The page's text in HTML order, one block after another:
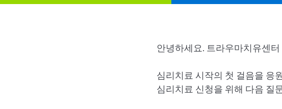
안녕하세요. 트라우마치유센
심리치료 시작의 첫 걸음을 응
심리치료 신청을 위해 다음 질